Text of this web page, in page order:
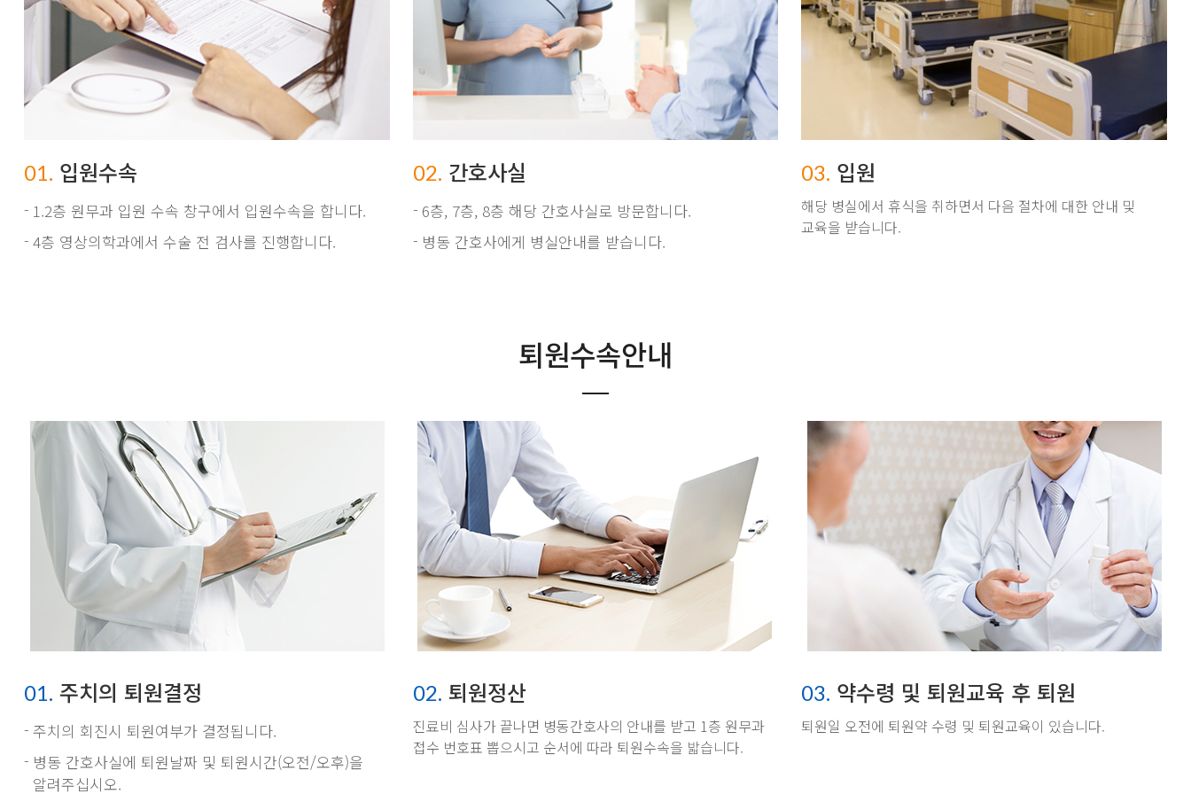
01. 입원수속
1.2층 원무과 입원 수속 창구에서 입원수속을 합니다.
4층 영상의학과에서 수술 전 검사를 진행합니다.
02. 간호사실
6층, 7층, 8층 해당 간호사실로 방문합니다.
병동 간호사에게 병실안내를 받습니다.
03. 입원
해당 병실에서 휴식을 취하면서 다음 절차에 대한 안내 및
교육을 받습니다.
퇴원수속안내
01. 주치의 퇴원결정
주치의 회진시 퇴원여부가 결정됩니다.
병동 간호사실에 퇴원날짜 및 퇴원시간(오전/오후)을
알려주십시오.
02. 퇴원정산
진료비 심사가 끝나면 병동간호사의 안내를 받고 1층 원무과
접수 번호표 뽑으시고 순서에 따라 퇴원수속을 밟습니다.
03. 약수령 및 퇴원교육 후 퇴원
퇴원일 오전에 퇴원약 수령 및 퇴원교육이 있습니다.